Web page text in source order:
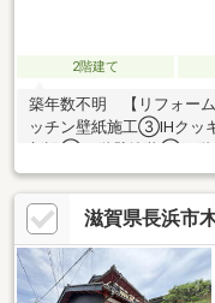
2階建て
築年数不明 【リフォ
ッチン壁紙施工③IHクッ
に新設
滋賀県長浜市